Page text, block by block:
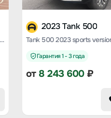
Tank 500 2022 sports version with 5 seats
2023 Tank 500
Гарантия 1 - 3 года
от 8 243 600₽